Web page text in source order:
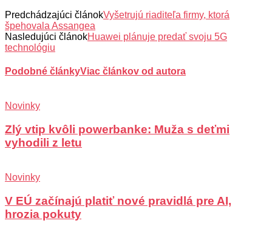
Predchádzajúci článokVyšetrujú riaditeľa firmy, ktorá
špehovala Assangea
Nasledujúci článokHuawei plánuje predať svoju 5G
technológiu
Podobné článkyViac článkov od autora
Novinky
Zlý vtip kvôli powerbanke: Muža s deťmi
vyhodili z letu
Novinky
V EÚ začínajú platiť nové pravidlá pre AI,
hrozia pokuty